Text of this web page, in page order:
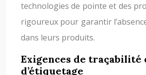
technologies de pointe et des
rigoureux pour garantir
dans leurs produits.
Exigences de traçabilité
d’étiquetage